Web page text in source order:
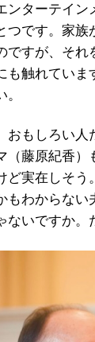
ンターテイ
つです。家族
ですが、そ
も触れていま
もしろい人
（藤原紀香）
ど実在しそ
もわからな
ないですか。